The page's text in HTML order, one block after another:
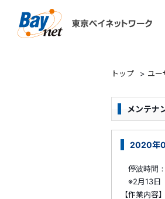
トップ > ユー
メンテナ
2020年
停波時間：
※2月13日
【作業内容